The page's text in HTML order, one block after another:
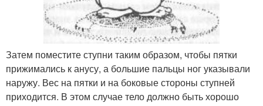
Затем поместите ступни таким образом, чтобы пятки
прижимались к анусу, а большие пальцы ног указывали
наружу. Вес на пятки и на боковые стороны ступней
приходится. В этом случае тело должно быть хорошо